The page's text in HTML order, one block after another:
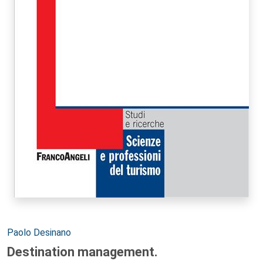
Autori:
Paolo Desinano
Destination management.